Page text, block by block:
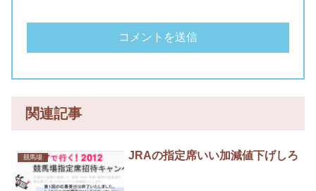
関連記事
競馬場 JRAの指定席いい加減値下げしろ